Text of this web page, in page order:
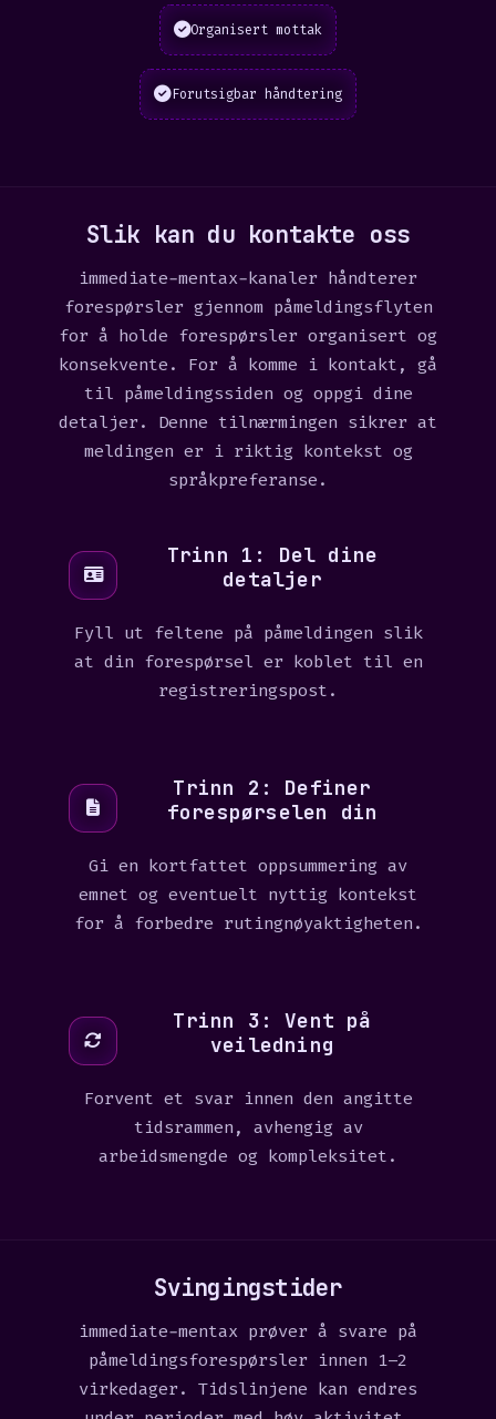
Organisert mottak
Forutsigbar håndtering
Slik kan du kontakte oss
immediate-mentax-kanaler håndterer
forespørsler gjennom påmeldingsflyten
for å holde forespørsler organisert og
konsekvente. For å komme i kontakt, gå
til påmeldingssiden og oppgi dine
detaljer. Denne tilnærmingen sikrer at
meldingen er i riktig kontekst og
språkpreferanse.
Trinn 1: Del dine
detaljer
Fyll ut feltene på påmeldingen slik
at din forespørsel er koblet til en
registreringspost.
Trinn 2: Definer
forespørselen din
Gi en kortfattet oppsummering av
emnet og eventuelt nyttig kontekst
for å forbedre rutingnøyaktigheten.
Trinn 3: Vent på
veiledning
Forvent et svar innen den angitte
tidsrammen, avhengig av
arbeidsmengde og kompleksitet.
Svingingstider
immediate-mentax prøver å svare på
påmeldingsforespørsler innen 1–2
virkedager. Tidslinjene kan endres